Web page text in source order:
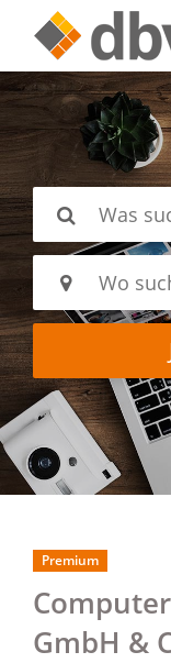
GmbH &
Premium